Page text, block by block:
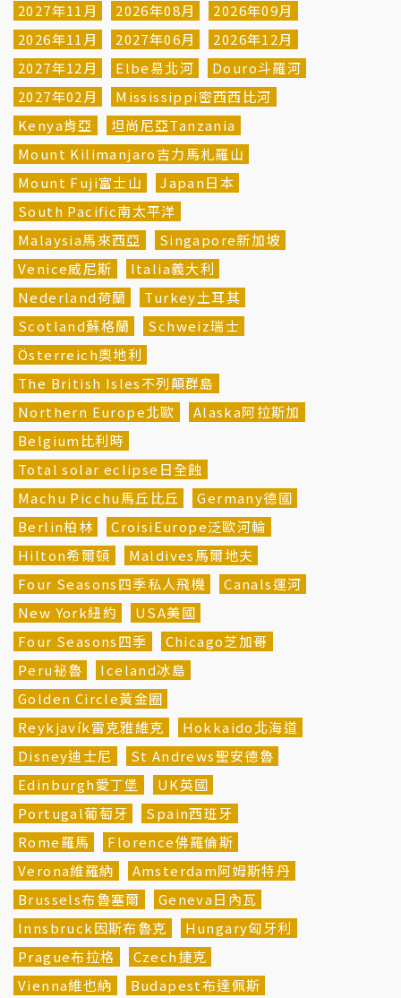
2027年11月
2026年08月
2026年09月
2026年11月
2027年06月
2026年12月
2027年12月
Elbe易北河
Douro斗羅河
2027年02月
Mississippi密西西比河
Kenya肯亞
坦尚尼亞Tanzania
Mount Kilimanjaro吉力馬札羅山
Mount Fuji富士山
Japan日本
South Pacific南太平洋
Malaysia馬來西亞
Singapore新加坡
Venice威尼斯
Italia義大利
Nederland荷蘭
Turkey土耳其
Scotland蘇格蘭
Schweiz瑞士
Österreich奧地利
The British Isles不列顛群島
Northern Europe北歐
Alaska阿拉斯加
Belgium比利時
Total solar eclipse日全蝕
Machu Picchu馬丘比丘
Germany德國
Berlin柏林
CroisiEurope泛歐河輪
Hilton希爾頓
Maldives馬爾地夫
Four Seasons四季私人飛機
Canals運河
New York紐約
USA美國
Four Seasons四季
Chicago芝加哥
Peru祕魯
Iceland冰島
Golden Circle黃金圈
Reykjavík雷克雅維克
Hokkaido北海道
Disney迪士尼
St Andrews聖安德魯
Edinburgh愛丁堡
UK英國
Portugal葡萄牙
Spain西班牙
Rome羅馬
Florence佛羅倫斯
Verona維羅納
Amsterdam阿姆斯特丹
Brussels布魯塞爾
Geneva日內瓦
Innsbruck因斯布魯克
Hungary匈牙利
Prague布拉格
Czech捷克
Vienna維也納
Budapest布達佩斯